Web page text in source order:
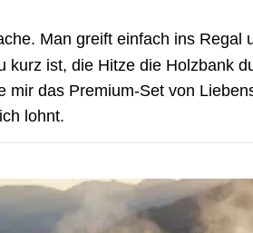
Man greift einfach ins
kurz ist, die Hitze die Holzbank
das Premium-Set von
lohnt.